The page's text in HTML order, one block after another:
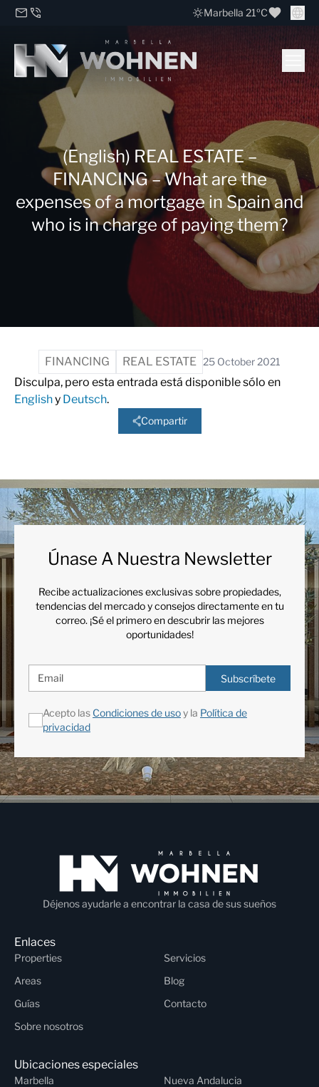
Marbella 21ºC
(English) REAL ESTATE –
FINANCING – What are the
expenses of a mortgage in Spain and
who is in charge of paying them?
FINANCING REAL ESTATE 25 October 2021
Disculpa, pero esta entrada está disponible sólo en
Englishy Deutsch.
Compartir
Únase A Nuestra Newsletter
Recibe actualizaciones exclusivas sobre propiedades,
tendencias del mercado y consejos directamente en tu
correo. ¡Sé el primero en descubrir las mejores
oportunidades!
Subscríbete
Acepto las Condiciones de usoy la Política de
privacidad
Déjenos ayudarle a encontrar la casa de sus sueños
Enlaces
Properties
Servicios
Areas
Blog
Guías
Contacto
Sobre nosotros
Ubicaciones especiales
Marbella
Nueva Andalucia